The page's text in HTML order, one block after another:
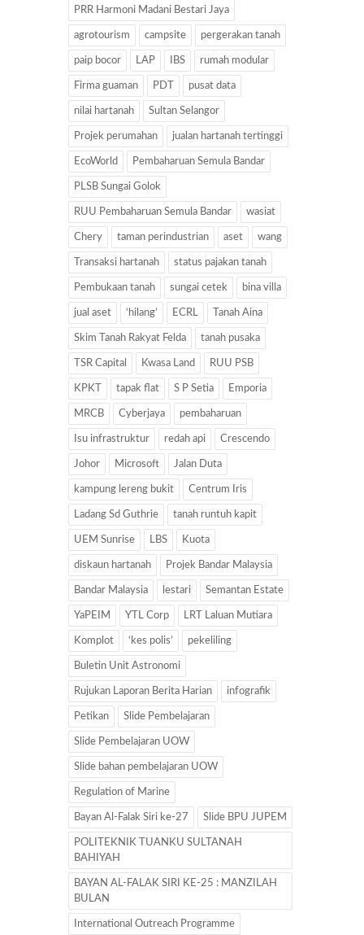
PRR Harmoni Madani Bestari Jaya
agrotourism campsite pergerakan tanah
paip bocor LAP IBS rumah modular
Firma guaman PDT pusat data
nilai hartanah Sultan Selangor
Projek perumahan jualan hartanah tertinggi
EcoWorld Pembaharuan Semula Bandar
PLSB Sungai Golok
RUU Pembaharuan Semula Bandar wasiat
Chery taman perindustrian aset wang
Transaksi hartanah status pajakan tanah
Pembukaan tanah sungai cetek bina villa
jual aset ‘hilang’ ECRL Tanah Aina
Skim Tanah Rakyat Felda tanah pusaka
TSR Capital Kwasa Land RUU PSB
KPKT tapak flat S P Setia Emporia
MRCB Cyberjaya pembaharuan
Isu infrastruktur redah api Crescendo
Johor Microsoft Jalan Duta
kampung lereng bukit Centrum Iris
Ladang Sd Guthrie tanah runtuh kapit
UEM Sunrise LBS Kuota
diskaun hartanah Projek Bandar Malaysia
Bandar Malaysia lestari Semantan Estate
YaPEIM YTL Corp LRT Laluan Mutiara
Komplot ‘kes polis’ pekeliling
Buletin Unit Astronomi
Rujukan Laporan Berita Harian infografik
Petikan Slide Pembelajaran
Slide Pembelajaran UOW
Slide bahan pembelajaran UOW
Regulation of Marine
Bayan Al-Falak Siri ke-27 Slide BPU JUPEM
POLITEKNIK TUANKU SULTANAH
BAHIYAH
BAYAN AL-FALAK SIRI KE-25 : MANZILAH
BULAN
International Outreach Programme